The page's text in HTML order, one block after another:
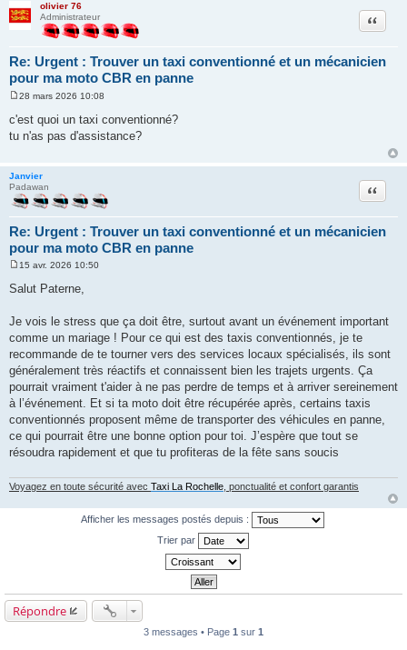
olivier 76
Administrateur
Re: Urgent : Trouver un taxi conventionné et un mécanicien
pour ma moto CBR en panne
Citation
s
e
28 mars 2026 10:08
c'est quoi un taxi conventionné?
tu n'as pas d'assistance?
Janvier
Padawan
Re: Urgent : Trouver un taxi conventionné et un mécanicien
pour ma moto CBR en panne
Citation
e
s
a
g
e
15 avr. 2026 10:50
Salut Paterne,
Je vois le stress que ça doit être, surtout avant un événement important
comme un mariage ! Pour ce qui est des taxis conventionnés, je te
recommande de te tourner vers des services locaux spécialisés, ils sont
généralement très réactifs et connaissent bien les trajets urgents. Ça
pourrait vraiment t'aider à ne pas perdre de temps et à arriver sereinement
à l’événement. Et si ta moto doit être récupérée après, certains taxis
conventionnés proposent même de transporter des véhicules en panne,
ce qui pourrait être une bonne option pour toi. J’espère que tout se
résoudra rapidement et que tu profiteras de la fête sans soucis
Voyagez en toute sécurité avec Taxi La Rochelle , ponctualité et confort garantis
Afficher les messages postés depuis :
Trier par
Répondre
3 messages • Page 1 sur 1